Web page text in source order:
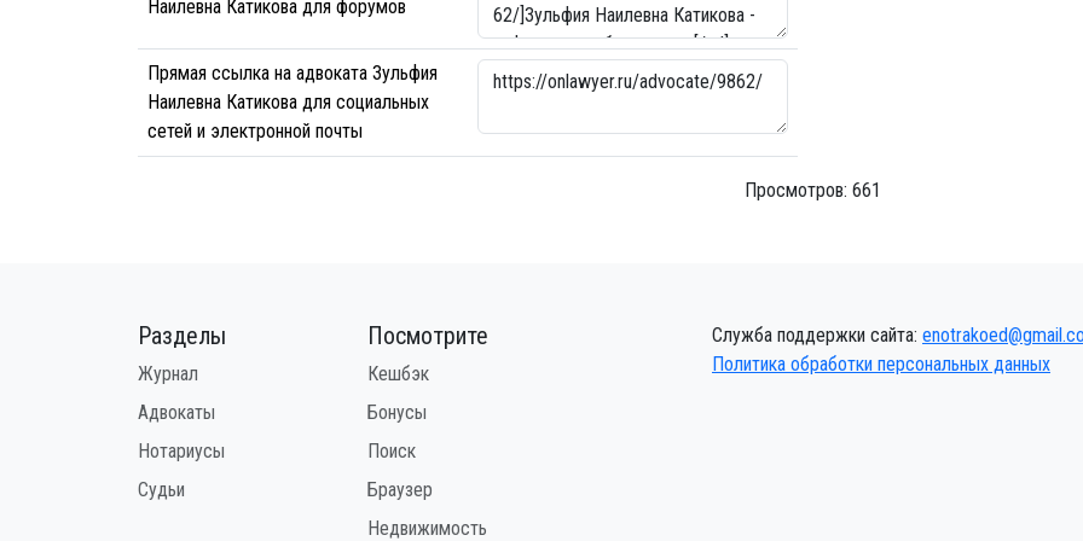
Наилевна Катикова для форумов
Прямая ссылка на адвоката Зульфия
Наилевна Катикова для социальных
сетей и электронной почты
Просмотров: 661
Разделы
Журнал
Адвокаты
Нотариусы
Судьи
Посмотрите
Кешбэк
Бонусы
Поиск
Браузер
Недвижимость
Служба поддержки сайта:
Политика обработки персональных данных